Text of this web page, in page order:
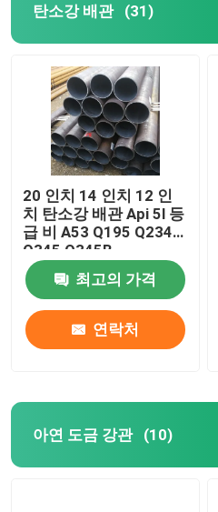
탄소강 배관 (31)
20 인치 14 인치 12 인
치 탄소강 배관 Api 5l 등
급 비 A53 Q195 Q234
Q345 Q345B
최고의 가격
연락처
아연 도금 강관 (10)